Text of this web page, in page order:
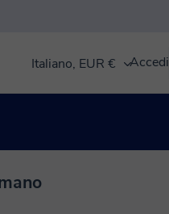
Italiano, EUR € Accedi